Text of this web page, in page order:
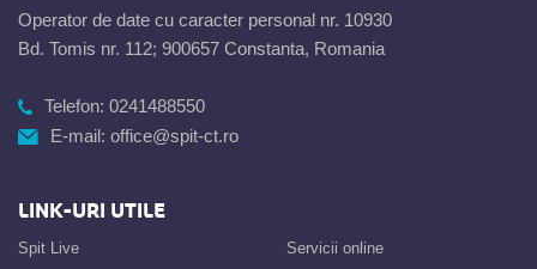
Operator de date cu caracter personal nr. 10930
Bd. Tomis nr. 112; 900657 Constanta, Romania
Telefon: 0241488550
E-mail: office@spit-ct.ro
LINK-URI UTILE
Spit Live Servicii online